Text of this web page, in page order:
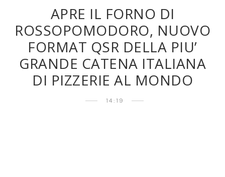
APRE IL FORNO DI
ROSSOPOMODORO, NUOVO
FORMAT QSR DELLA PIU’
GRANDE CATENA ITALIANA
DI PIZZERIE AL MONDO
14:19